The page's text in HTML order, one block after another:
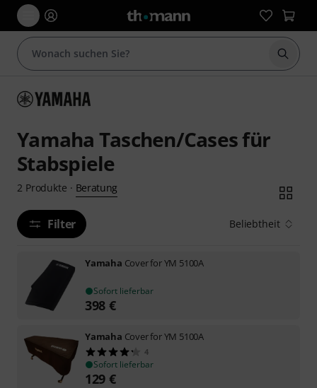
Suche
Yamaha Taschen/Cases für
Stabspiele
2 Produkte · Beratung
Filter Beliebtheit
Yamaha Cover for YM 5100A
Sofort lieferbar
398 €
Yamaha Cover for YM 5100A
4
Sofort lieferbar
129 €